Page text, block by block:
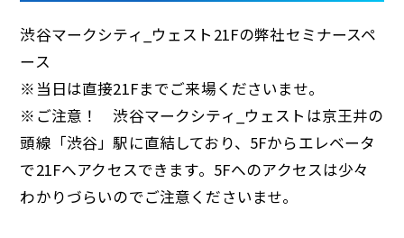
渋谷マークシティ_ウェスト21Fの弊社セミナースペ
ース
※当日は直接21Fまでご来場くださいませ。
※ご注意！ 渋谷マークシティ_ウェストは京王井の
頭線「渋谷」駅に直結しており、5Fからエレベータ
で21Fへアクセスできます。5Fへのアクセスは少々
わかりづらいのでご注意くださいませ。